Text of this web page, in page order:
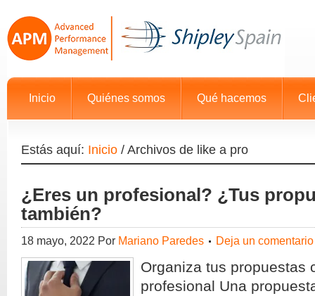
Inicio Quiénes somos Qué hacemos
Estás aquí: Inicio / Archivos de like a pro
¿Eres un profesional? ¿Tus
también?
18 mayo, 2022 Por Mariano Paredes Deja un comentario
Organiza tus propuestas
profesional Una